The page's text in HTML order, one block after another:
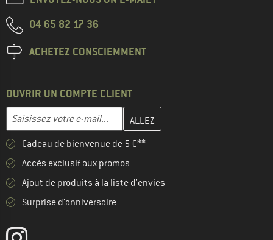
04 65 82 17 36
ACHETEZ CONSCIEMMENT
OUVRIR UN COMPTE CLIENT
Adresse e-mail
Entrez votre adresse e-mail ici et créez votre compte client à la
Cadeau de bienvenue de 5 €**
Accès exclusif aux promos
Ajout de produits à la liste d'envies
Surprise d'anniversaire